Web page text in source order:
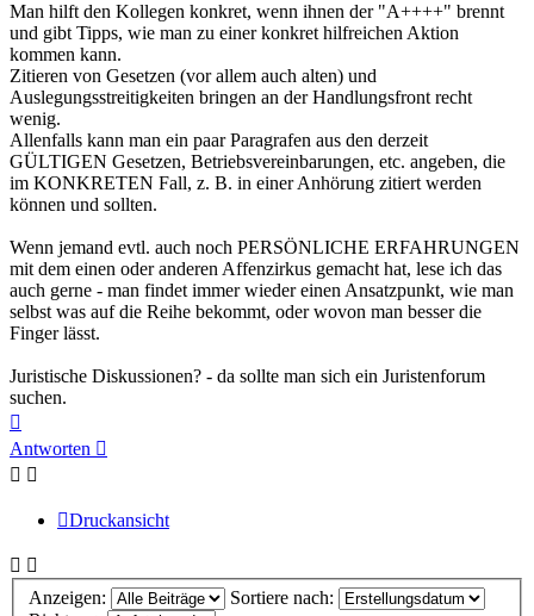
Man hilft den Kollegen konkret, wenn ihnen der "A++++" brennt
und gibt Tipps, wie man zu einer konkret hilfreichen Aktion
kommen kann.
Zitieren von Gesetzen (vor allem auch alten) und
Auslegungsstreitigkeiten bringen an der Handlungsfront recht
wenig.
Allenfalls kann man ein paar Paragrafen aus den derzeit
GÜLTIGEN Gesetzen, Betriebsvereinbarungen, etc. angeben, die
im KONKRETEN Fall, z. B. in einer Anhörung zitiert werden
können und sollten.
Wenn jemand evtl. auch noch PERSÖNLICHE ERFAHRUNGEN
mit dem einen oder anderen Affenzirkus gemacht hat, lese ich das
auch gerne - man findet immer wieder einen Ansatzpunkt, wie man
selbst was auf die Reihe bekommt, oder wovon man besser die
Finger lässt.
Juristische Diskussionen? - da sollte man sich ein Juristenforum
suchen.
oben
Antworten
Druckansicht
Anzeigen:
Sortiere nach: